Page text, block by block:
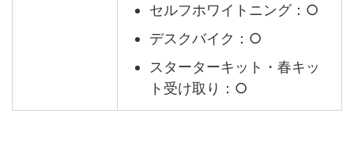
セルフホワイトニング：○
デスクバイク：○
スターターキット・春キッ
ト受け取り：○